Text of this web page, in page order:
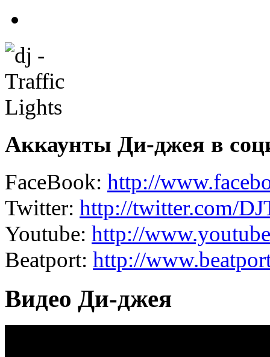
Аккаунты Ди-джея в
FaceBook: http://
Twitter: http://twitter.com/
Youtube: http://
Beatport: http://
Видео Ди-джея